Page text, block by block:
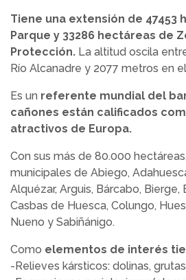
Tiene una extensión de 47453
Parque y 33286 hectáreas de
Protección. La altitud oscila
Río Alcanadre y 2077 metros en
Es un referente mundial del
cañones están calificados
atractivos de Europa.
Con sus más de 80.000
municipales de Abiego,
Alquézar, Arguis, Bárcabo, Bierge,
Casbas de Huesca, Colungo,
Nueno y Sabiñánigo.
Como elementos de interés
-Relieves kársticos: dolinas,